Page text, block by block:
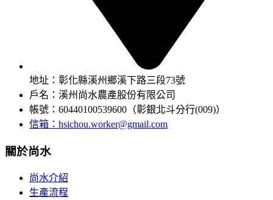
地址：彰化縣溪州鄉溪下路三段73號
戶名：溪州尚水農產股份有限公司
帳號：60440100539600（彰銀北斗分行(009)）
信箱： hsichou.worker@gmail.com
關於尚水
尚水介紹
生產流程